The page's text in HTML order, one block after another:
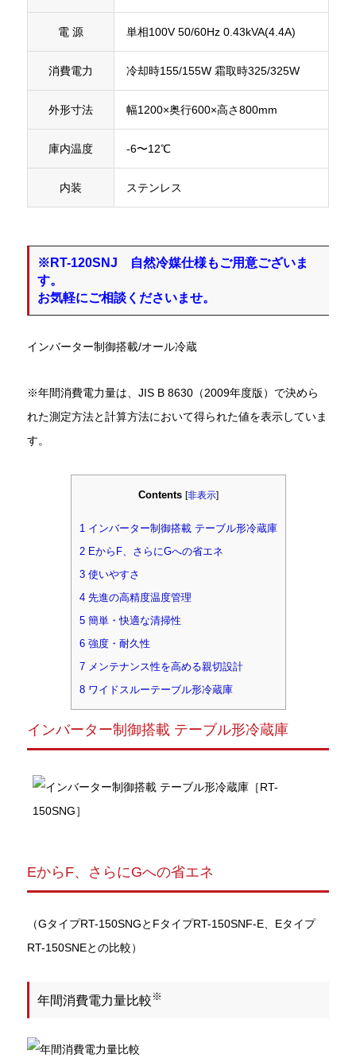
電 源 単相100V 50/60Hz 0.43kVA(4.4A)
消費電力 冷却時155/155W 霜取時325/325W
外形寸法 幅1200×奥行600×高さ800mm
庫内温度 -6〜12℃
内装 ステンレス
※RT-120SNJ 自然冷媒仕様もご用意ございま
す。
お気軽にご相談くださいませ。
インバーター制御搭載/オール冷蔵
※年間消費電力量は、JIS B 8630（2009年度版）で決めら
れた測定方法と計算方法において得られた値を表示していま
す。
Contents [非表示]
1インバーター制御搭載 テーブル形冷蔵庫
2EからF、さらにGへの省エネ
3使いやすさ
4先進の高精度温度管理
5簡単・快適な清掃性
6強度・耐久性
7メンテナンス性を高める親切設計
8ワイドスルーテーブル形冷蔵庫
インバーター制御搭載 テーブル形冷蔵庫
EからF、さらにGへの省エネ
（GタイプRT-150SNGとFタイプRT-150SNF-E、Eタイプ
RT-150SNEとの比較）
年間消費電力量比較 ※